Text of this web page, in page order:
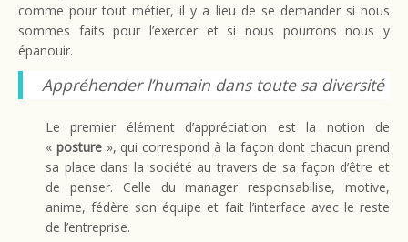
comme pour tout métier, il y a lieu de se demander si nous
sommes faits pour l’exercer et si nous pourrons nous y
épanouir.
Appréhender l’humain dans toute sa diversité
Le premier élément d’appréciation est la notion de
« posture », qui correspond à la façon dont chacun prend
sa place dans la société au travers de sa façon d’être et
de penser. Celle du manager responsabilise, motive,
anime, fédère son équipe et fait l’interface avec le reste
de l’entreprise.